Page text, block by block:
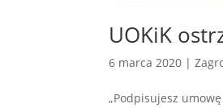
UOKiK
6 marca 2020 |
„Podpisujesz